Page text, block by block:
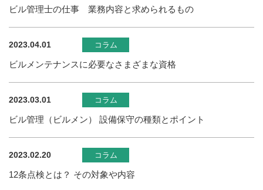
ビル管理士の仕事 業務内容と求められるもの
2023.04.01 コラム
ビルメンテナンスに必要なさまざまな資格
2023.03.01 コラム
ビル管理（ビルメン） 設備保守の種類とポイント
2023.02.20 コラム
12条点検とは？ その対象や内容